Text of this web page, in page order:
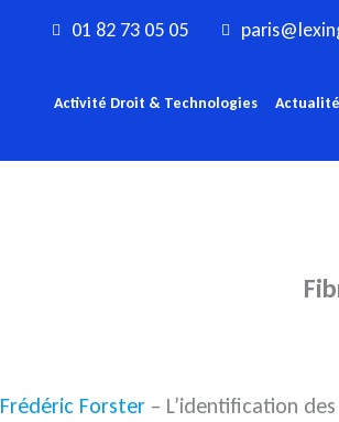
01 82 73 05 05
Activité Droit & Technologies Actualité
Frédéric Forster – L’identification